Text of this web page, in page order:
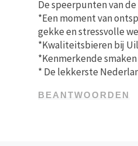
De speerpunten van
*Een moment van
gekke en stressvolle
*Kwaliteitsbieren bij
*Kenmerkende
* De lekkerste
BEANTWOORDEN